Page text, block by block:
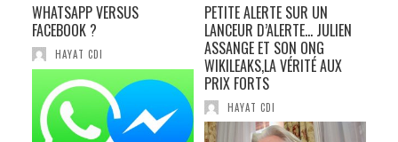
WHATSAPP VERSUS
FACEBOOK ?
HAYAT CDI
PETITE ALERTE SUR UN
LANCEUR D’ALERTE… JULIEN
ASSANGE ET SON ONG
WIKILEAKS,LA VÉRITÉ AUX
PRIX FORTS
HAYAT CDI